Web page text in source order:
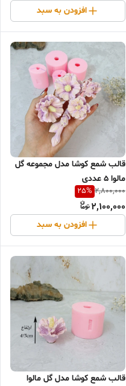
افزودن به سبد
قالب شمع کوشا مدل مجموعه گل
مالوا 5 عددی
2,800,000
25%
2,100,000
افزودن به سبد
قالب شمع کوشا مدل گل مالوا